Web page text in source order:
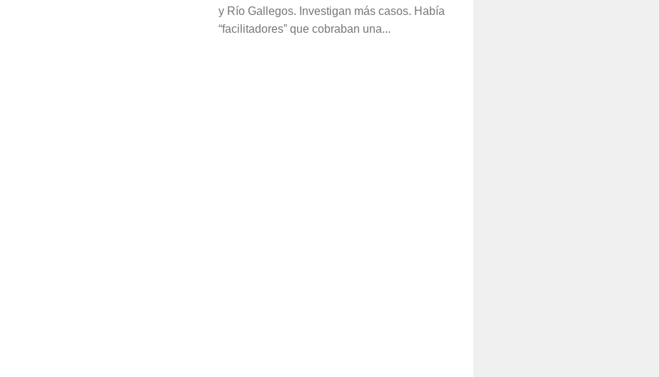
y Río Gallegos. Investigan más casos. Había
“facilitadores” que cobraban una...